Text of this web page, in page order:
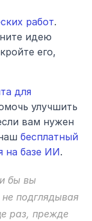
работ.
идею
его,
для
улучшить
вам нужен
бесплатный
на базе ИИ.
бы вы
подглядывая
раз, прежде